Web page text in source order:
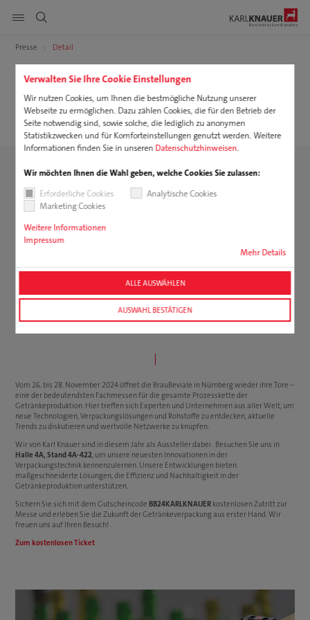
Verwalten Sie Ihre Cookie Einstellungen
Wir nutzen Cookies, um Ihnen die bestmögliche Nutzung unserer
Webseite zu ermöglichen. Dazu zählen Cookies, die für den Betrieb der
Seite notwendig sind, sowie solche, die lediglich zu anonymen
Statistikzwecken und für Komforteinstellungen genutzt werden. Weitere
Informationen finden Sie in unseren Datenschutzhinweisen.
Wir möchten Ihnen die Wahl geben, welche Cookies Sie zulassen:
Erforderliche Cookies
Analytische Cookies
Marketing Cookies
Weitere Informationen
Impressum
Mehr Details
ALLE AUSWÄHLEN
AUSWAHL BESTÄTIGEN
Seitennavigation anzeigen
Service
Nachhaltigkeit
Karriere
DE EN PL
Presse Detail
15.10.2024
Karl Knauer auf der BrauBeviale 2024
Vom 26. bis 28. November 2024 öffnet die BrauBeviale in Nürnberg wieder ihre Tore –
eine der bedeutendsten Fachmessen für die gesamte Prozesskette der
Getränkeproduktion. Hier treffen sich Experten und Unternehmen aus aller Welt, um
neue Technologien, Verpackungslösungen und Rohstoffe zu entdecken, aktuelle
Trends zu diskutieren und wertvolle Netzwerke zu knüpfen.
Wir von Karl Knauer sind in diesem Jahr als Aussteller dabei . Besuchen Sie uns in
Halle 4A, Stand 4A-422, um unsere neuesten Innovationen in der
Verpackungstechnik kennenzulernen. Unsere Entwicklungen bieten
maßgeschneiderte Lösungen, die Effizienz und Nachhaltigkeit in der
Getränkeproduktion unterstützen.
Sichern Sie sich mit dem Gutscheincode BB24KARLKNAUER kostenlosen Zutritt zur
Messe und erleben Sie die Zukunft der Getränkeverpackung aus erster Hand. Wir
freuen uns auf Ihren Besuch!
Zum kostenlosen Ticket